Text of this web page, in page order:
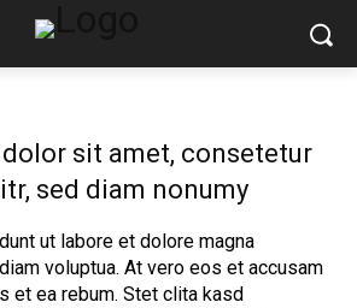
sit amet, consetetur
sed diam nonumy
ut labore et dolore magna
voluptua. At vero eos et accusam
et ea rebum. Stet clita kasd